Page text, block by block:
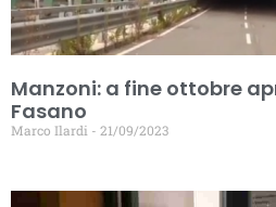
Manzoni: a fine ottobre
Fasano
Marco Ilardi 21/09/2023